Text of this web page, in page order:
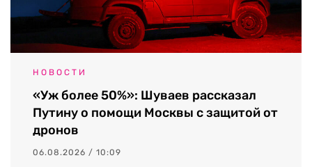
НОВОСТИ
«Уж более 50%»: Шуваев рассказал
Путину о помощи Москвы с защитой от
дронов
06.08.2026 / 10:09